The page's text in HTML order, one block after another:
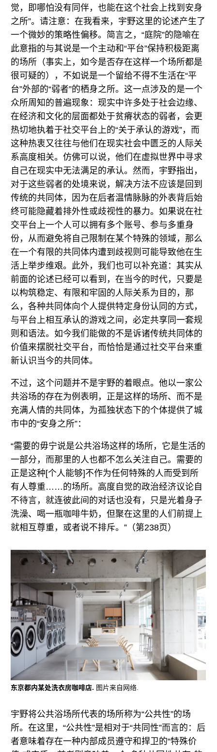
觉，即哪怕没有同伴，也能在这个社会上找到安身
之所”。请注意：在我看来，宇野这里的论述产生了
一个微妙的策略性偏移。简言之，“庭院”的隐喻在
此意指的与其说是一个主动和“平台”保持积极距离
的场所（事实上，如今是否存在这样一个场所都是
很可疑的），不如说是一个留给不得不生活在“平
台”外部的“弱者”的栖身之所。这一点涉及的是一个
众所周知的普遍现象：现实中许多处于社会边缘、
在经济和文化的层面都处于贫瘠状态的弱者，会更
热切地执着于社交平台上的“关于承认的游戏”，而
这种热衷又往往与他们在现实社会中匮乏的人际关
系高度相关。仿佛可以说，他们在虚拟世界中寻求
自己在现实中无法满足的承认。然而，宇野指出，
对于这些弱者的处境来说，解决方法不应该是回到
传统的共同体，因为在后者温情脉脉的外表背后始
终可能隐藏着排外性或歧视性的暴力。如果说在社
交平台上一个人可以拥有多个账号、参与多重身
份，从而避免将自己限制在某个特殊的领域，那么
在一个有限的共同体内遭到歧视则可能导致他在生
活上举步维艰。此外，我们也可以补充道：其实从
前面的论述已经可以看到，在当今的时代，只要是
以构筑稳定、有限和牢固的人际关系为目的，那
么，各种共同体向个人提供特定身份认同的方式，
与平台上相互承认的游戏之间，必定共享同一套规
则和语法。如今我们能做的不是诉诸传统共同体的
价值来摆脱社交平台，而恰恰是通过社交平台来重
新认识当今的共同体。
不过，这个问题并不是宇野的着眼点。他以一家公
共浴场的存在为例表明，正是这样的场所、而不是
充满人情的共同体，为孤独状态下的个体提供了城
市中的“安身之所”：
“需要的毋宁说是公共浴场这样的场所，它是生活的
一部分，而那里的人也都不怎么关注自己。需要的
正是这种[个人能够]不作为任何特殊的人而受到所
有人尊重……的场所。高度自觉的政治经济议论自
不待言，就连彼此间的对话也没有，只是光着身子
洗澡、喝一瓶咖啡牛奶，但聚在这里的人们前提上
就相互尊重，或者说不排斥。”（第238页）
东京都内某处洗衣房咖啡店. 图片来自网络.
宇野将公共浴场所代表的场所称为“公共性”的场
所。在这里，“公共性”是相对于“共同性”而言的：后
者意味着存在一种内部成员遵守和捍卫的“特殊价